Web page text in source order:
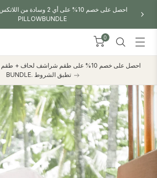
تسوق مراتب Heveya® اليوم
0
احصل على خصم 10% على طقم شراشف لحاف
BUNDLE. تطبق الشروط